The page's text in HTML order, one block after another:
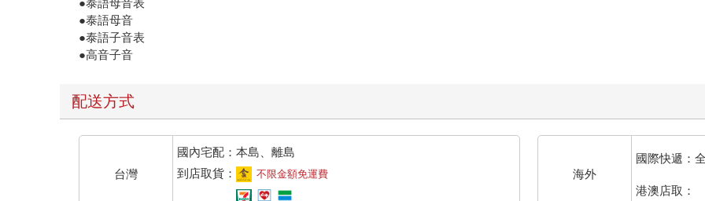
●泰語母音表
●泰語母音
●泰語子音表
●高音子音
配送方式
台灣
國內宅配：本島、離島
到店取貨：
不限金額免運費 海外
國際快遞：
港澳店取：